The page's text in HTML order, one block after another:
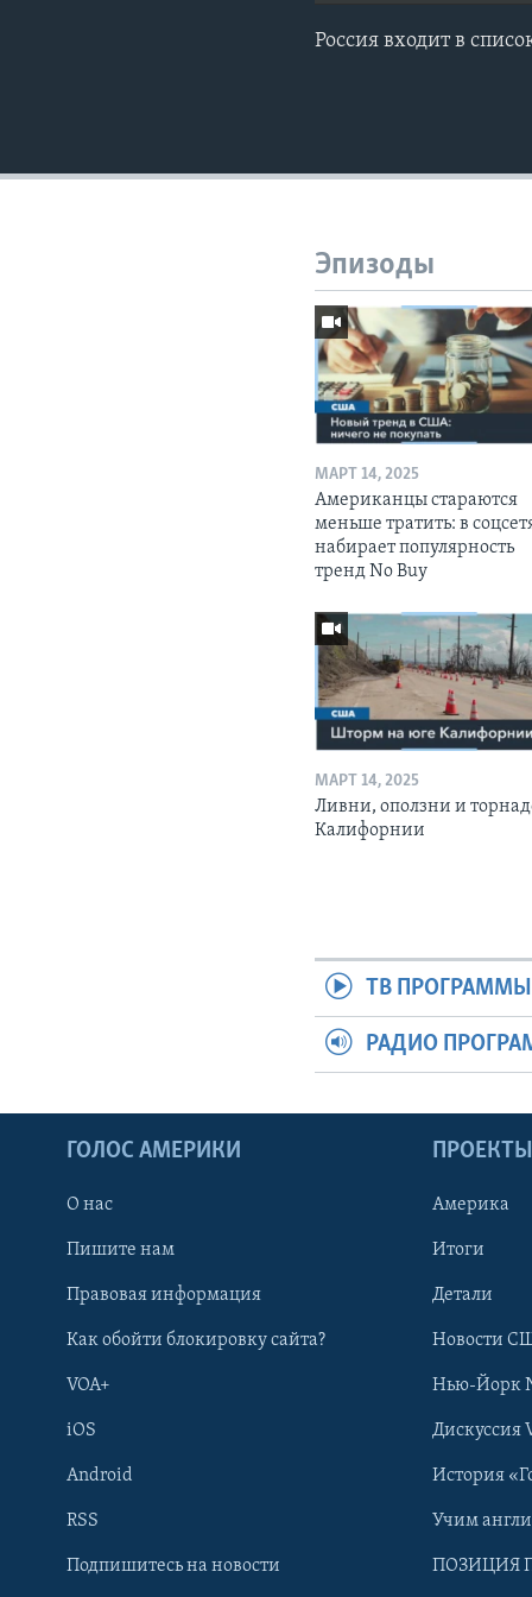
Learning English
Россия входит в
Эпизоды
МАРТ 14, 2025
Американцы стараются
меньше тратить: в
набирает популярность
тренд No Buy
МАРТ 14, 2025
Ливни, оползни и
Калифорнии
ТВ ПРОГРАММЫ
РАДИО
ГОЛОС АМЕРИКИ
О нас
Пишите нам
Правовая информация
Как обойти блокировку сайта?
VOA+
iOS
Android
RSS
Подпишитесь на новости
ПРОЕКТЫ
Америка
Итоги
Детали
Новости
Нью-Йорк
Дискуссия
История
Учим
ПОЗИЦИЯ